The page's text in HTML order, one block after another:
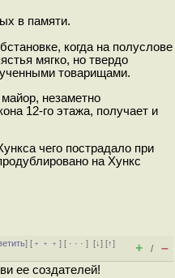
в памяти.
когда на полуслове
мягко, но твердо
товарищами.
незаметно
12-го этажа, получает и
чего пострадало при
на Хункс
] [ ﹢﹢﹢] [ · · ·][↓] [↑]
+ / –
ее создателей!